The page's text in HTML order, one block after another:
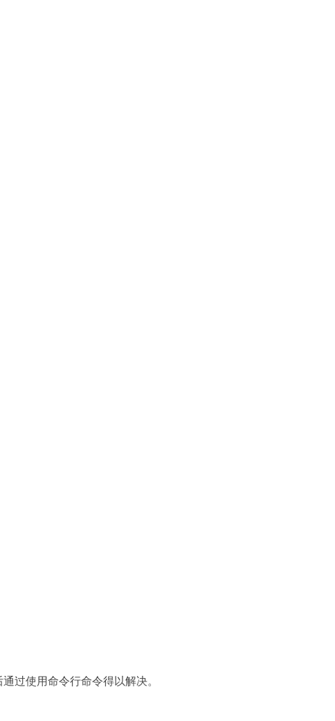
过使用命令行命令得以解决。